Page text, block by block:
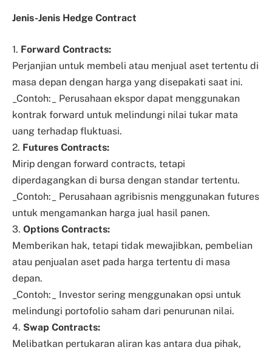
Jenis-Jenis Hedge Contract
1. Forward Contracts:
Perjanjian untuk membeli atau menjual aset tertentu di
masa depan dengan harga yang disepakati saat ini.
_Contoh:_ Perusahaan ekspor dapat menggunakan
kontrak forward untuk melindungi nilai tukar mata
uang terhadap fluktuasi.
2. Futures Contracts:
Mirip dengan forward contracts, tetapi
diperdagangkan di bursa dengan standar tertentu.
_Contoh:_ Perusahaan agribisnis menggunakan futures
untuk mengamankan harga jual hasil panen.
3. Options Contracts:
Memberikan hak, tetapi tidak mewajibkan, pembelian
atau penjualan aset pada harga tertentu di masa
depan.
_Contoh:_ Investor sering menggunakan opsi untuk
melindungi portofolio saham dari penurunan nilai.
4. Swap Contracts:
Melibatkan pertukaran aliran kas antara dua pihak,